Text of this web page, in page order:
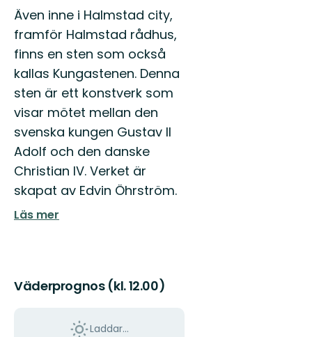
Även inne i Halmstad city,
framför Halmstad rådhus,
finns en sten som också
kallas Kungastenen. Denna
sten är ett konstverk som
visar mötet mellan den
svenska kungen Gustav II
Adolf och den danske
Christian IV. Verket är
skapat av Edvin Öhrström.
Läs mer
Väderprognos (kl. 12.00)
Laddar...